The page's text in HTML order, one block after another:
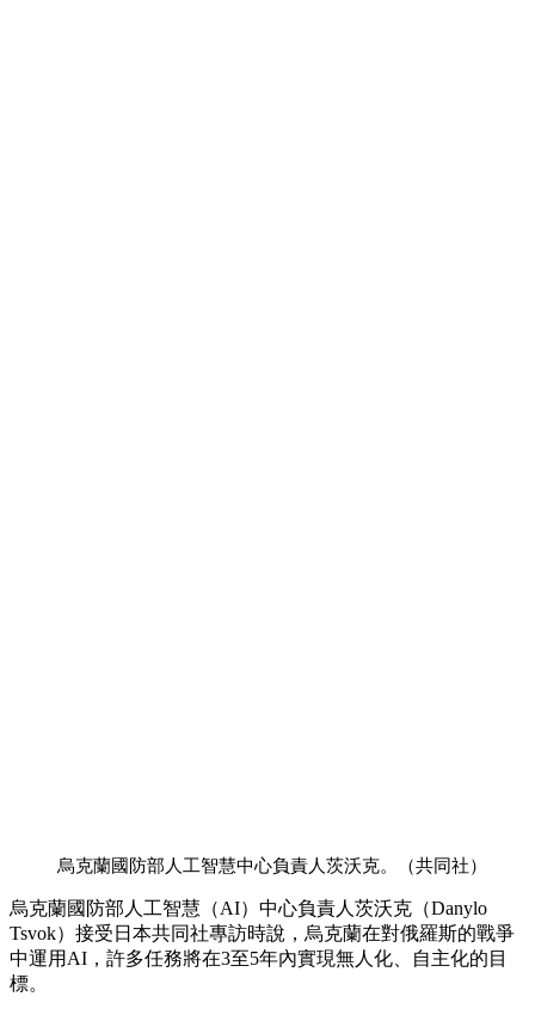
烏克蘭國防部人工智慧中心負責人茨沃克。（共同社）
烏克蘭國防部人工智慧（AI）中心負責人茨沃克（Danylo
Tsvok）接受日本共同社專訪時說，烏克蘭在對俄羅斯的戰爭
中運用AI，許多任務將在3至5年內實現無人化、自主化的目
標。